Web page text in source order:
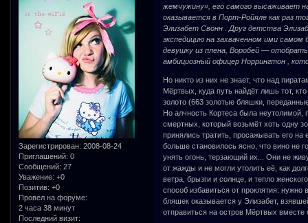
Зарегистрирован: 2008-08-24
Приглашений: 0
Сообщений: 27
Уважение: +0
Позитив: +0
Провел на форуме:
2 часа 38 минут
Последний визит:
жемчужину», его самого высаживает
оказывается в Порт-Ройяле как раз
Элизабет Свонн . Друг детства
экспедицию на захваченном ими
девушку из плена, Воробей —
амбициозный офицер Норрингтон ,
Но никто из них не знает, что над
Мёртвых, куда путь найдёт лишь тот,
золото (663 золотые бляшки,
Но алчность Кортеса была неутолимой,
смертных, который возьмёт хоть одну
принялись тратить, просажывать его
больше становилось ясно, что вино не
унять огонь, терзающий их... Они не
от жажды и не могли утолить её, как
ветра, брызги и солнце, и тепло
способ избавиться от проклятия:
бляшек оказывается у Элизабет,
отправиться на остров Мёртвых вместе